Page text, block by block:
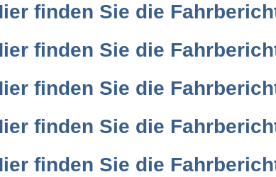
finden Sie die
finden Sie die
finden Sie die
finden Sie die
finden Sie die